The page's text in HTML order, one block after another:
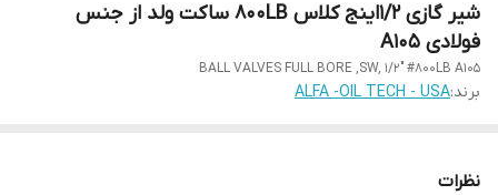
شیر گازی 1/2اینج کلاس 800LB ساکت ولد از جنس
فولادی A105
BALL VALVES FULL BORE ,SW, 1/2" #800LB A105
برند:ALFA -OIL TECH - USA
نظرات